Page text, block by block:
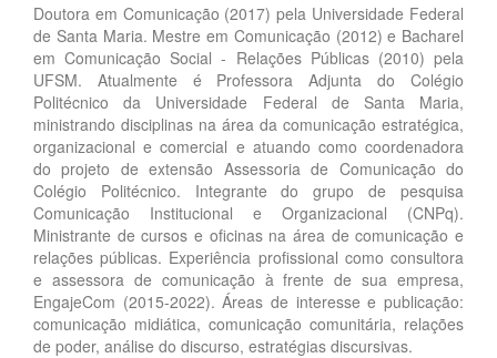
Doutora em Comunicação (2017) pela Universidade Federal
de Santa Maria. Mestre em Comunicação (2012) e Bacharel
em Comunicação Social - Relações Públicas (2010) pela
UFSM. Atualmente é Professora Adjunta do Colégio
Politécnico da Universidade Federal de Santa Maria,
ministrando disciplinas na área da comunicação estratégica,
organizacional e comercial e atuando como coordenadora
do projeto de extensão Assessoria de Comunicação do
Colégio Politécnico. Integrante do grupo de pesquisa
Comunicação Institucional e Organizacional (CNPq).
Ministrante de cursos e oficinas na área de comunicação e
relações públicas. Experiência profissional como consultora
e assessora de comunicação à frente de sua empresa,
EngajeCom (2015-2022). Áreas de interesse e publicação:
comunicação midiática, comunicação comunitária, relações
de poder, análise do discurso, estratégias discursivas.